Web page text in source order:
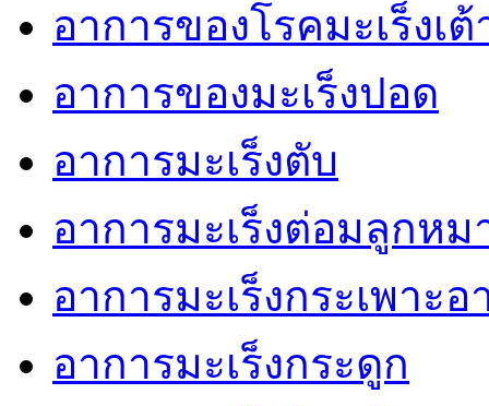
อาการของโรคมะเร็งเ
อาการของมะเร็งปอด
อาการมะเร็งตับ
อาการมะเร็งต่อมลูกหม
อาการมะเร็งกระเพาะอ
อาการมะเร็งกระดูก